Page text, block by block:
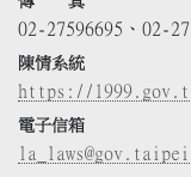
02-27596695、02-
陳情系統
https://
電子信箱
la_laws@gov.taipei